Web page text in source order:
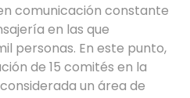
comunicación constante
en las que
personas. En este punto,
de 15 comités en la
un área de